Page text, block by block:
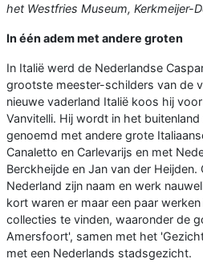
het Westfries Museum, Kerkmeijer-
In één adem met andere groten
In Italië werd de Nederlandse
grootste meester-schilders van de
nieuwe vaderland Italië koos hij
Vanvitelli. Hij wordt in het
genoemd met andere grote
Canaletto en Carlevarijs en met
Berckheijde en Jan van der
Nederland zijn naam en werk
kort waren er maar een paar
collecties te vinden, waaronder de
Amersfoort', samen met het
met een Nederlands stadsgezicht.